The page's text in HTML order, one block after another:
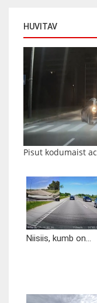
HUVITAV
Pisut kodumaist
Niisiis, kumb on...